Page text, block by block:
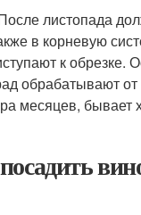
листопада
в корневую
к
обрабатывают
месяцев,